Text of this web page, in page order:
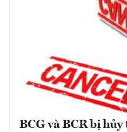
BCG và BCR bị hủy